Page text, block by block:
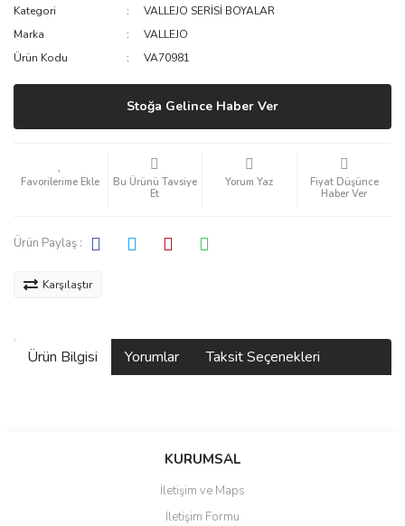
Kategori
VALLEJO SERİSİ BOYALAR
Marka
VALLEJO
Ürün Kodu
VA70981
Stoğa Gelince Haber Ver
Bu Ürünü Tavsiye
Et
Yorum Yaz
Fiyat Düşünce
Haber Ver
Ürün Paylaş :
Karşılaştır
Ürün Bilgisi Yorumlar Taksit Seçenekleri
Bu ürüne ilk yorumu siz yapın!
Yorum Yaz
KURUMSAL
İletişim ve Maps
İletişim Formu